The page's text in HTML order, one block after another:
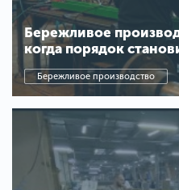
Бережливое
когда порядок
Бережливое производство